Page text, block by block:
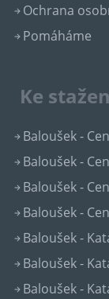
Ochrana
Pomáháme
Ke
Baloušek -
Baloušek -
Baloušek -
Baloušek -
Baloušek -
Baloušek -
Baloušek -